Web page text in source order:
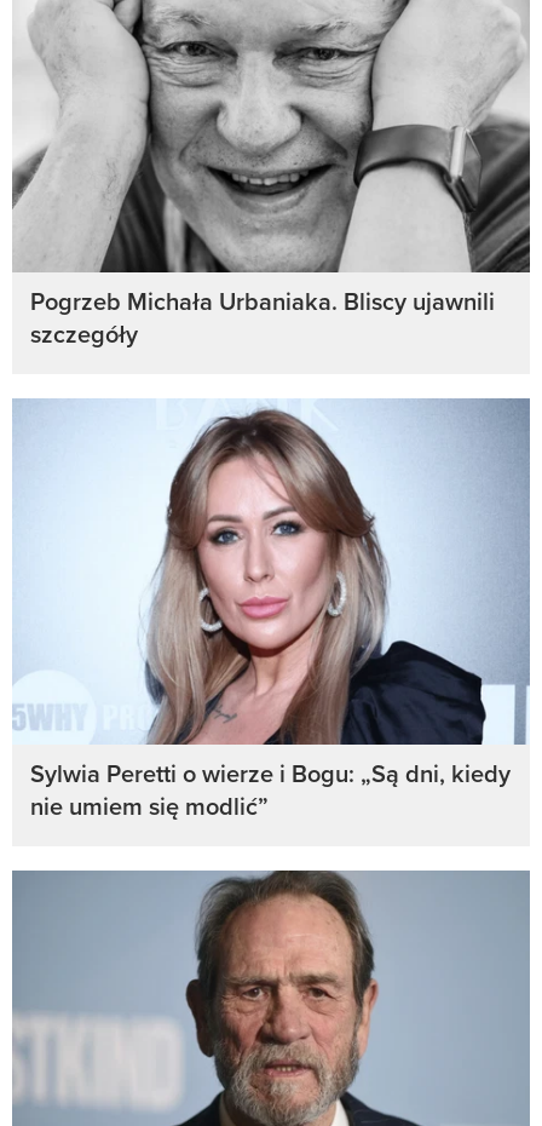
Pogrzeb Michała Urbaniaka. Bliscy ujawnili
szczegóły
Sylwia Peretti o wierze i Bogu: „Są dni, kiedy
nie umiem się modlić”